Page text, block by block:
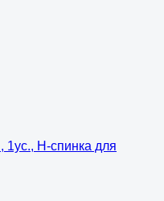
1ус., Н-спинка для